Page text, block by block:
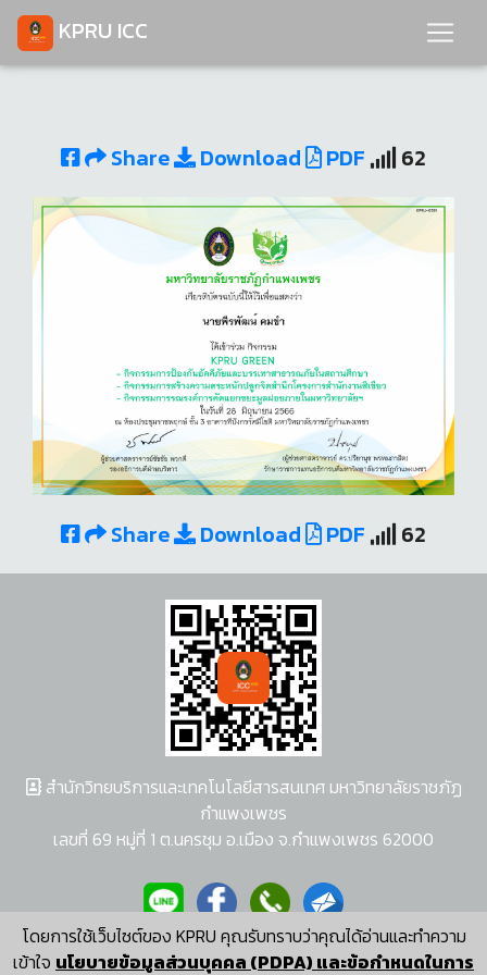
KPRU ICC
Share Download PDF 62
Share Download PDF 62
โดยการใช้เว็บไซต์ของ KPRU คุณรับทราบว่าคุณได้อ่านและทำความ
เข้าใจ นโยบายข้อมูลส่วนบุคคล (PDPA) และข้อกำหนดในการ
สำนักวิทยบริการและเทคโนโลยีสารสนเทศ มหาวิทยาลัยราชภัฏ
กำแพงเพชร
เลขที่ 69 หมู่ที่ 1 ต.นครชุม อ.เมือง จ.กำแพงเพชร 62000
ผู้พัฒนาระบบ อนุชา พวงผกา